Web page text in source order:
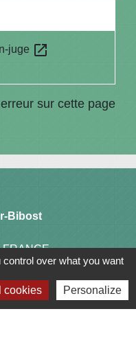
juge open_in_new
sur cette page
Bibost
FRANCE
over what you want
cookies Personalize